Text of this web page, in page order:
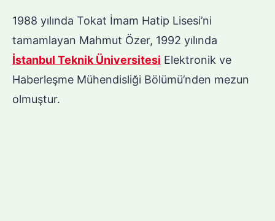
1988 yılında Tokat İmam Hatip Lisesi’ni
tamamlayan Mahmut Özer, 1992 yılında
İstanbul Teknik Üniversitesi Elektronik ve
Haberleşme Mühendisliği Bölümü’nden mezun
olmuştur.